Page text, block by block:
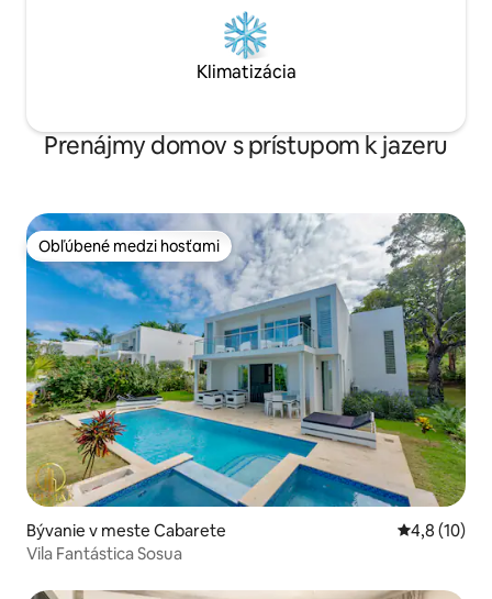
Klimatizácia
Prenájmy domov s prístupom k jazeru
Obľúbené medzi hosťami
Obľúbené medzi hosťami
Bývanie v meste Cabarete Priemerné
4,8 (10)
Vila Fantástica Sosua